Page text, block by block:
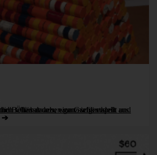
werden? Bürohund Bella hat dazu eine Grafik erstellt und stellt fest: Menschen sehen daneben ganz schön klein aus.